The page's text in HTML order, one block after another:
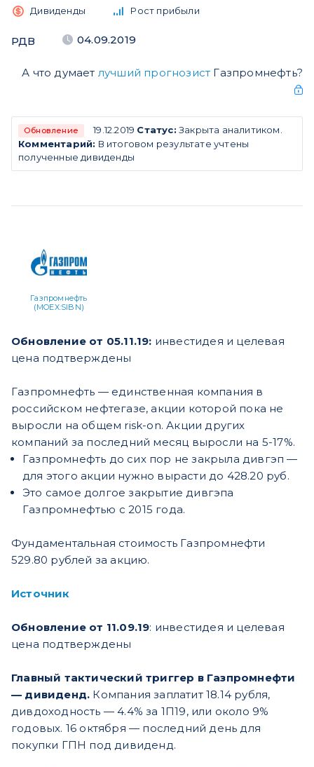
Дивиденды Рост прибыли
РДВ 04.09.2019
А что думает лучший прогнозист Газпромнефть?
Обновление 19.12.2019 Статус: Закрыта аналитиком.
Комментарий: В итоговом результате учтены
полученные дивиденды
Газпромнефть
(MOEX:SIBN)
Обновление от 05.11.19: инвестидея и целевая
цена подтверждены
Газпромнефть — единственная компания в
российском нефтегазе, акции которой пока не
выросли на общем risk-on. Акции других
компаний за последний месяц выросли на 5-17%.
Газпромнефть до сих пор не закрыла дивгэп —
для этого акции нужно вырасти до 428.20 руб.
Это самое долгое закрытие дивгэпа
Газпромнефтью с 2015 года.
Фундаментальная стоимость Газпромнефти
529.80 рублей за акцию.
Источник
Обновление от 11.09.19: инвестидея и целевая
цена подтверждены
Главный тактический триггер в Газпромнефти
— дивиденд. Компания заплатит 18.14 рубля,
дивдоходность — 4.4% за 1П19, или около 9%
годовых. 16 октября — последний день для
покупки ГПН под дивиденд.